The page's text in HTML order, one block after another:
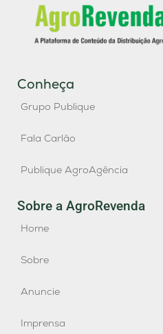
Conheça
Grupo Publique
Fala Carlão
Publique AgroAgência
Sobre a AgroRevenda
Home
Sobre
Anuncie
Imprensa